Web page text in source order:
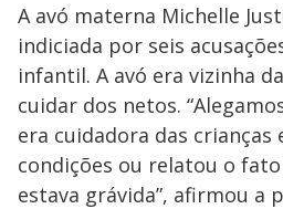
A avó materna Michelle
indiciada por seis
infantil. A avó era vizinha
cuidar dos netos.
era cuidadora das
condições ou relatou o
estava grávida”, afirmou a